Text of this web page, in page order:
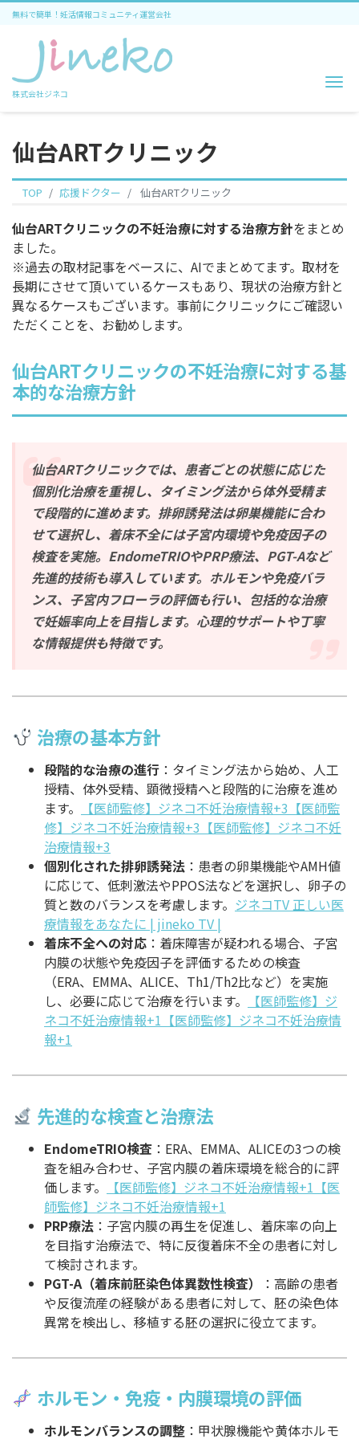
無料で簡単！妊活情報コミュニティ運営会社
株式会社ジネコ
仙台ARTクリニック
TOP 応援ドクター 仙台ARTクリニック
仙台ARTクリニックの不妊治療に対する治療方針をまとめ
ました。
※過去の取材記事をベースに、AIでまとめてます。取材を
長期にさせて頂いているケースもあり、現状の治療方針と
異なるケースもございます。事前にクリニックにご確認い
ただくことを、お勧めします。
仙台ARTクリニックの不妊治療に対する基
本的な治療方針
仙台ARTクリニックでは、患者ごとの状態に応じた
個別化治療を重視し、タイミング法から体外受精ま
で段階的に進めます。排卵誘発法は卵巣機能に合わ
せて選択し、着床不全には子宮内環境や免疫因子の
検査を実施。EndomeTRIOやPRP療法、PGT-Aなど
先進的技術も導入しています。ホルモンや免疫バラ
ンス、子宮内フローラの評価も行い、包括的な治療
で妊娠率向上を目指します。心理的サポートや丁寧
な情報提供も特徴です。
治療の基本方針
段階的な治療の進行 ：タイミング法から始め、人工
授精、体外受精、顕微授精へと段階的に治療を進め
ます。
【医師監修】ジネコ不妊治療情報+3【医師監
修】ジネコ不妊治療情報+3【医師監修】ジネコ不妊
治療情報+3
個別化された排卵誘発法 ：患者の卵巣機能やAMH値
に応じて、低刺激法やPPOS法などを選択し、卵子の
質と数のバランスを考慮します。 ジネコTV 正しい医
療情報をあなたに | jineko TV |
着床不全への対応 ：着床障害が疑われる場合、子宮
内膜の状態や免疫因子を評価するための検査
（ERA、EMMA、ALICE、Th1/Th2比など）を実施
し、必要に応じて治療を行います。
【医師監修】ジ
ネコ不妊治療情報+1【医師監修】ジネコ不妊治療情
報+1
先進的な検査と治療法
EndomeTRIO検査 ：ERA、EMMA、ALICEの3つの検
査を組み合わせ、子宮内膜の着床環境を総合的に評
価します。
【医師監修】ジネコ不妊治療情報+1【医
師監修】ジネコ不妊治療情報+1
PRP療法 ：子宮内膜の再生を促進し、着床率の向上
を目指す治療法で、特に反復着床不全の患者に対し
て検討されます。
PGT-A（着床前胚染色体異数性検査）
：高齢の患者
や反復流産の経験がある患者に対して、胚の染色体
異常を検出し、移植する胚の選択に役立てます。
ホルモン・免疫・内膜環境の評価
ホルモンバランスの調整 ：甲状腺機能や黄体ホルモ